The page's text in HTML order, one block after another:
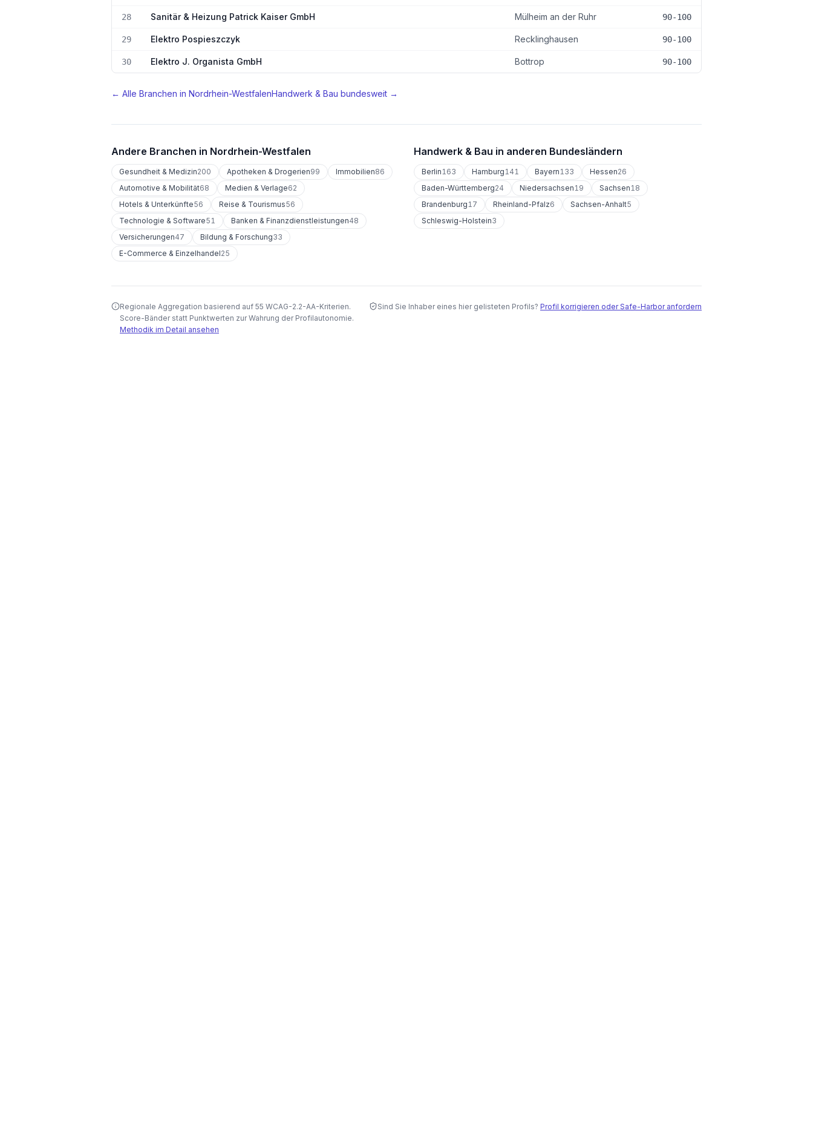
28 Sanitär & Heizung Patrick Kaiser GmbH Mülheim an der Ruhr 90-100
29 Elektro Pospieszczyk Recklinghausen 90-100
30 Elektro J. Organista GmbH Bottrop 90-100
← Alle Branchen in Nordrhein-WestfalenHandwerk & Bau bundesweit →
Andere Branchen in Nordrhein-Westfalen
Gesundheit & Medizin200 Apotheken & Drogerien99 Immobilien86
Automotive & Mobilität68 Medien & Verlage62
Hotels & Unterkünfte56 Reise & Tourismus56
Technologie & Software51 Banken & Finanzdienstleistungen48
Versicherungen47 Bildung & Forschung33
E-Commerce & Einzelhandel25
Handwerk & Bau in anderen Bundesländern
Berlin163 Hamburg141 Bayern133 Hessen26
Baden-Württemberg24 Niedersachsen19 Sachsen18
Brandenburg17 Rheinland-Pfalz6 Sachsen-Anhalt5
Schleswig-Holstein3
Regionale Aggregation basierend auf 55 WCAG-2.2-AA-Kriterien.
Score-Bänder statt Punktwerten zur Wahrung der Profilautonomie.
Methodik im Detail ansehen
Sind Sie Inhaber eines hier gelisteten Profils? Profil korrigieren oder Safe-Harbor anfordern